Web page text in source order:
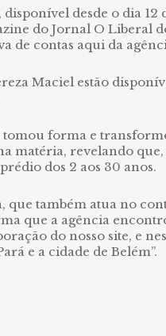
desde o dia
do Jornal O Liberal
de contas aqui da
Maciel estão
forma e
matéria, revelando
dos 2 aos 30 anos.
também atua no
que a agência
do nosso site, e
e a cidade de Belém”.